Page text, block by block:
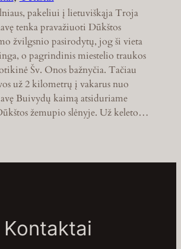
pakeliui į lietuviškąja Troja
tenka pravažiuoti Dūkštos
žvilgsnio pasirodytų, jog ši vieta
o pagrindinis miestelio traukos
Šv. Onos bažnyčia. Tačiau
už 2 kilometrų į vakarus nuo
Buivydų kaimą atsiduriame
žemupio slėnyje. Už keleto…
Kontaktai